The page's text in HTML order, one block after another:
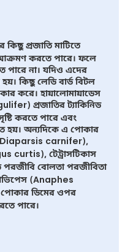
প্রজাতি মাটিতে
আক্রমণ করতে পারে। ফলে
পারে না। যদিও এদের
হয়। কিছু লেডি বার্ড বিটল
করে। হায়ালোমায়াডেস
প্রজাতির ট্যাকিনিড
করতে পারে এবং
হয়। অন্যদিকে এ পোকার
(Diaparsis carnifer),
curtis), টেট্রাসটিকাস
বোলতা পরজীবিতা
(Anaphes
ডিমের ওপর
পারে।